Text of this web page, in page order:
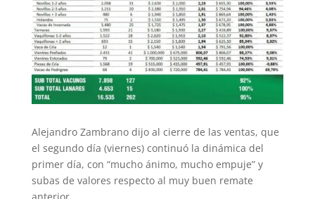
Alejandro Zambrano dijo al cierre de las ventas, que
el segundo día (viernes) continuó la dinámica del
primer día, con “mucho ánimo, mucho empuje” y
subas de valores respecto al muy buen remate